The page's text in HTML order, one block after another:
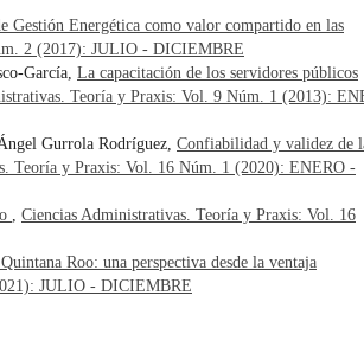
Gestión Energética como valor compartido en las
2 (2017): JULIO - DICIEMBRE
García, La capacitación de los servidores públicos
Teoría y Praxis: Vol. 9 Núm. 1 (2013):
Gurrola Rodríguez, Confiabilidad y validez de
Teoría y Praxis: Vol. 16 Núm. 1 (2020): ENERO -
, Ciencias Administrativas. Teoría y Praxis: Vol. 16
Roo: una perspectiva desde la ventaja
JULIO - DICIEMBRE